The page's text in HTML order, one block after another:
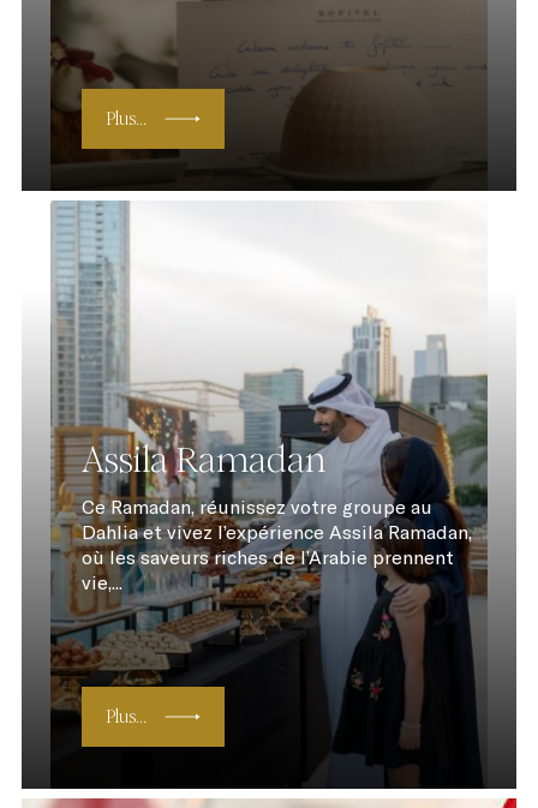
Plus...
Assila Ramadan
Ce Ramadan, réunissez votre groupe au
Dahlia et vivez l’expérience Assila Ramadan,
où les saveurs riches de l’Arabie prennent
vie,...
Plus...